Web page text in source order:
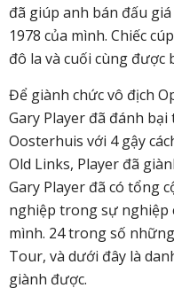
đã giúp anh bán đấu
1978 của mình. Chiếc
đô la và cuối cùng được
Để giành chức vô địch
Gary Player đã đánh
Oosterhuis với 4 gậy
Old Links, Player đã
Gary Player đã có tổng
nghiệp trong sự nghiệp
mình. 24 trong số
Tour, và dưới đây là
giành được.